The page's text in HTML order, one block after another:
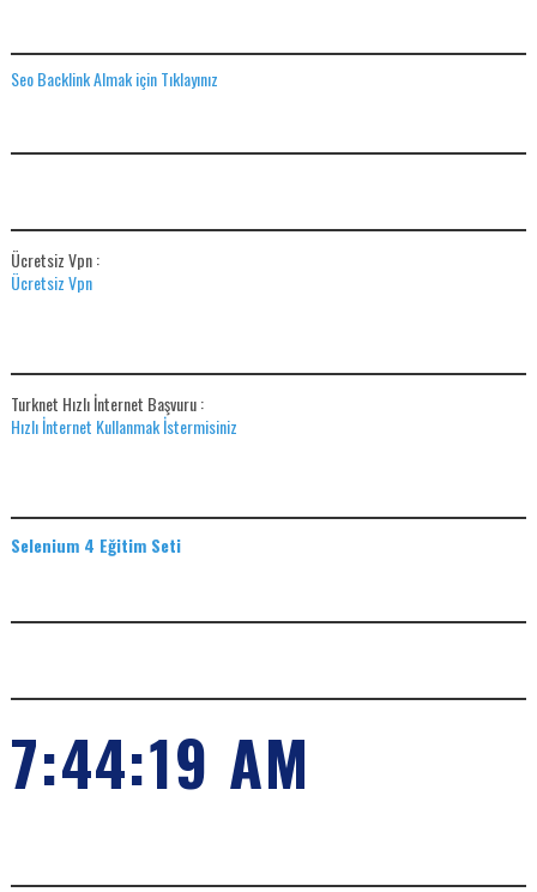
Seo Backlink Almak için Tıklayınız
Ücretsiz Vpn :
Ücretsiz Vpn
Turknet Hızlı İnternet Başvuru :
Hızlı İnternet Kullanmak İstermisiniz
Selenium 4 Eğitim Seti
7:44:20 AM